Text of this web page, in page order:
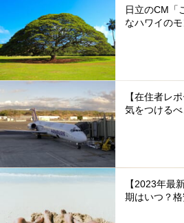
日立のCM「
なハワイの
【在住者レ
気をつけるべ
【2023年最
期はいつ？格